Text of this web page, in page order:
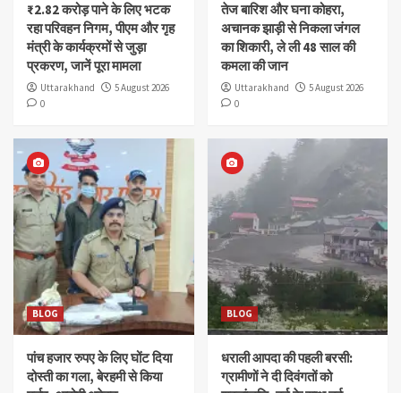
₹2.82 करोड़ पाने के लिए भटक
रहा परिवहन निगम, पीएम और गृह
मंत्री के कार्यक्रमों से जुड़ा
प्रकरण, जानें पूरा मामला
Uttarakhand
5 August 2026
0
तेज बारिश और घना कोहरा,
अचानक झाड़ी से निकला जंगल
का शिकारी, ले ली 48 साल की
कमला की जान
Uttarakhand
5 August 2026
0
BLOG
पांच हजार रुपए के लिए घोंट दिया
दोस्ती का गला, बेरहमी से किया
BLOG
धराली आपदा की पहली बरसी:
ग्रामीणों ने दी दिवंगतों को